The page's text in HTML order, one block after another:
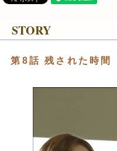
STORY
第8話 残された時間